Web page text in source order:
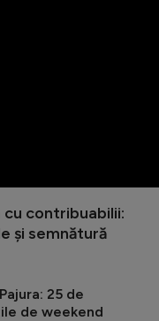
contribuabilii:
și semnătură
25 de
de weekend